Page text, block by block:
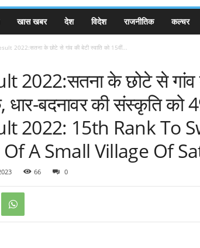
खास खबर देश विदेश राजनीतिक कल्चर
2022:सतना के छोटे से गांव की बेटी स्वाति को 15वीं...
2022:सतना के छोटे से गांव
धार-बदनावर की संस्कृति को
2022: 15th Rank To
A Small Village Of
66 0